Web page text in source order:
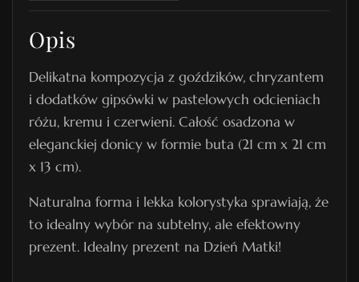
0
Opis
Delikatna kompozycja z goździków, chryzantem
i dodatków gipsówki w pastelowych odcieniach
różu, kremu i czerwieni. Całość osadzona w
eleganckiej donicy w formie buta (21 cm x 21 cm
x 13 cm).
Naturalna forma i lekka kolorystyka sprawiają, że
to idealny wybór na subtelny, ale efektowny
prezent. Idealny prezent na Dzień Matki!